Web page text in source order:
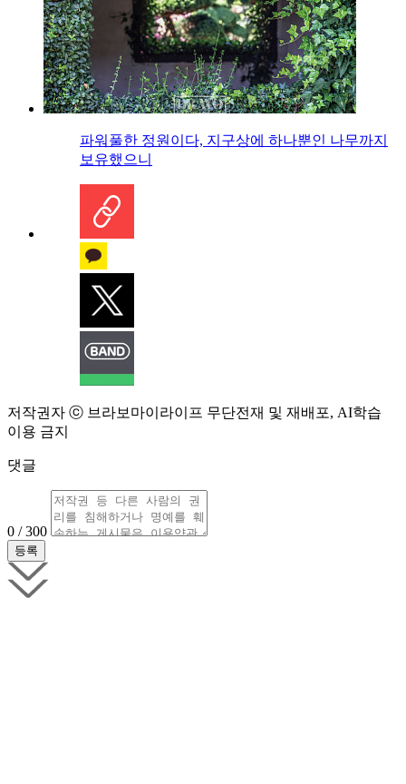
파워풀한 정원이다, 지구상에 하나뿐인 나무까지
보유했으니
저작권자 ⓒ 브라보마이라이프 무단전재 및 재배포, AI학습
이용 금지
댓글
0 / 300